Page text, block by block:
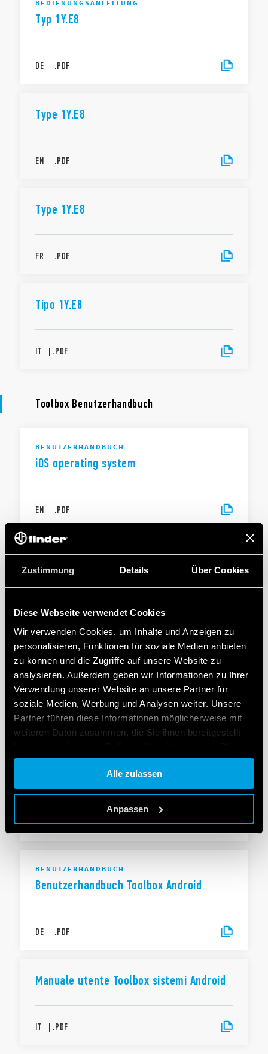
Zustimmung Details Über Cookies
Diese Webseite verwendet Cookies
Wir verwenden Cookies, um Inhalte und Anzeigen zu
personalisieren, Funktionen für soziale Medien anbieten
zu können und die Zugriffe auf unsere Website zu
analysieren. Außerdem geben wir Informationen zu Ihrer
Verwendung unserer Website an unsere Partner für
soziale Medien, Werbung und Analysen weiter. Unsere
Partner führen diese Informationen möglicherweise mit
weiteren Daten zusammen, die Sie ihnen bereitgestellt
haben oder die sie im Rahmen Ihrer Nutzung der Dienste
gesammelt haben.
Cookie policy.
Alle zulassen
Anpassen
BEDIENUNGSANLEITUNG
Typ 1Y.E8
DE | | .PDF
Type 1Y.E8
EN | | .PDF
Type 1Y.E8
FR | | .PDF
Tipo 1Y.E8
IT | | .PDF
Toolbox Benutzerhandbuch
BENUTZERHANDBUCH
iOS operating system
EN | | .PDF
BENUTZERHANDBUCH
Benutzerhandbuch Toolbox iOS
DE|| .PDF
Manuale utente Toolbox sistemi iOS
|| .PDF
BENUTZERHANDBUCH
Android operating system
EN|| .PDF
BENUTZERHANDBUCH
Benutzerhandbuch Toolbox Android
DE | | .PDF
Manuale utente Toolbox sistemi Android
IT | | .PDF